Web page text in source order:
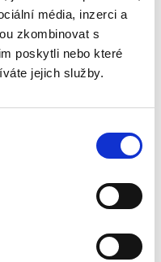
média, inzerci a
zkombinovat s
poskytli nebo které
jejich služby.